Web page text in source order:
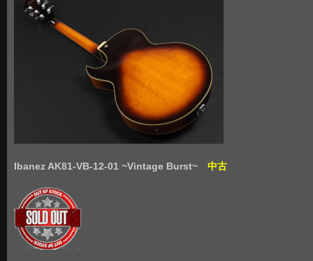
Ibanez AK81-VB-12-01 ~Vintage Burst~ 中古